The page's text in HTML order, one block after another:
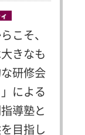
こそ、
きなも
研修会
による
導塾と
目指し